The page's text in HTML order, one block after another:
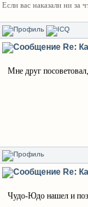
Если вас наказали ни за
Re:
Мне друг
Re:
Чудо-Юдо нашел и